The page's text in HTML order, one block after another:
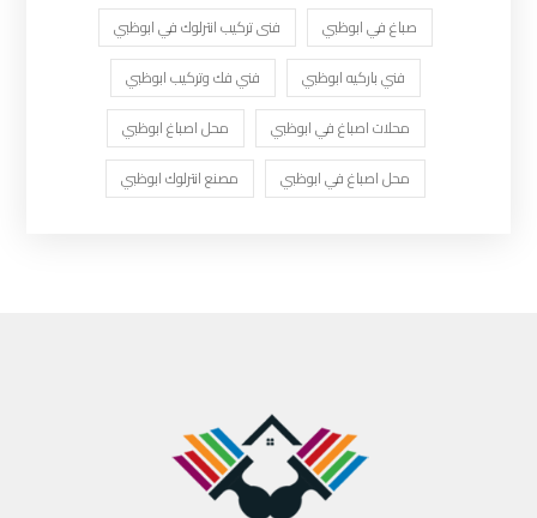
صباغ في ابوظبي
فنى تركيب انترلوك في ابوظبي
فني باركيه ابوظبي
فني فك وتركيب ابوظبي
محلات اصباغ في ابوظبي
محل اصباغ ابوظبي
محل اصباغ في ابوظبي
مصنع انترلوك ابوظبي